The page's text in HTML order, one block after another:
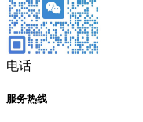
电话
服务热线